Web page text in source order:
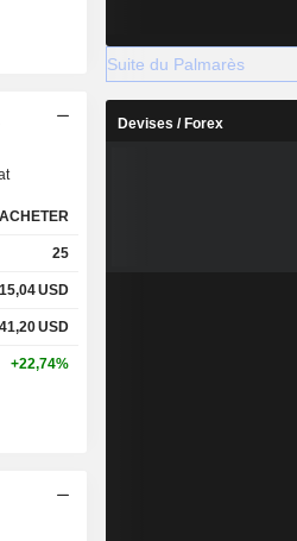
ACHETER
25
USD
USD
+22,74%
Suite du Palmarès
Devises / Forex